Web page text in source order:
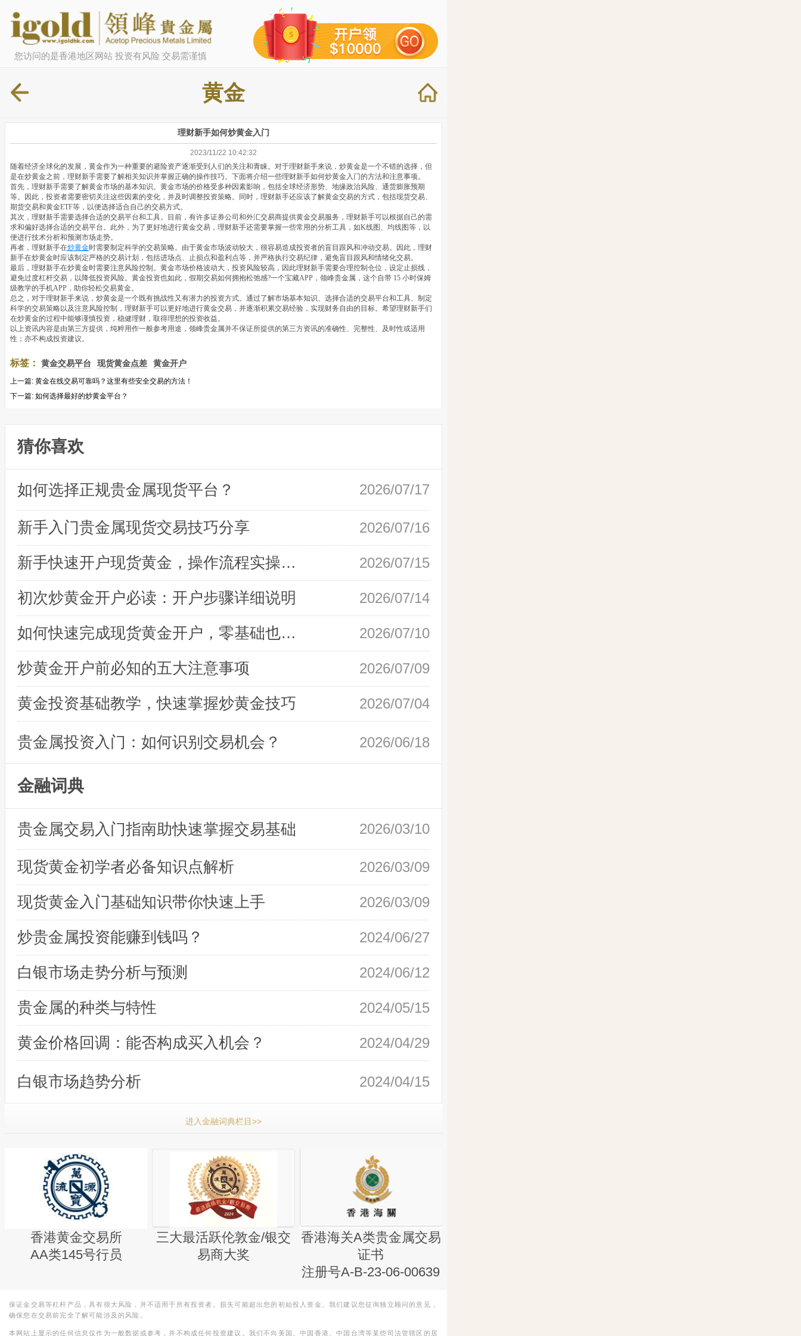
您访问的是香港地区网站 投资有风险 交易需谨慎
黄金
理财新手如何炒黄金入门
2023/11/22 10:42:32
随着经济全球化的发展，黄金作为一种重要的避险资产逐渐受到人们的关注和青睐。对于理财新手来说，炒黄金是一个不错的选择，但
是在炒黄金之前，理财新手需要了解相关知识并掌握正确的操作技巧。下面将介绍一些理财新手如何炒黄金入门的方法和注意事项。
首先，理财新手需要了解黄金市场的基本知识。黄金市场的价格受多种因素影响，包括全球经济形势、地缘政治风险、通货膨胀预期
等。因此，投资者需要密切关注这些因素的变化，并及时调整投资策略。同时，理财新手还应该了解黄金交易的方式，包括现货交易、
期货交易和黄金ETF等，以便选择适合自己的交易方式。
其次，理财新手需要选择合适的交易平台和工具。目前，有许多证券公司和外汇交易商提供黄金交易服务，理财新手可以根据自己的需
求和偏好选择合适的交易平台。此外，为了更好地进行黄金交易，理财新手还需要掌握一些常用的分析工具，如K线图、均线图等，以
便进行技术分析和预测市场走势。
再者，理财新手在炒黄金时需要制定科学的交易策略。由于黄金市场波动较大，很容易造成投资者的盲目跟风和冲动交易。因此，理财
新手在炒黄金时应该制定严格的交易计划，包括进场点、止损点和盈利点等，并严格执行交易纪律，避免盲目跟风和情绪化交易。
最后，理财新手在炒黄金时需要注意风险控制。黄金市场价格波动大，投资风险较高，因此理财新手需要合理控制仓位，设定止损线，
避免过度杠杆交易，以降低投资风险。黄金投资也如此，假期交易如何拥抱松弛感?一个宝藏APP，领峰贵金属，这个自带 15 小时保姆
级教学的手机APP，助你轻松交易黄金。
总之，对于理财新手来说，炒黄金是一个既有挑战性又有潜力的投资方式。通过了解市场基本知识、选择合适的交易平台和工具、制定
科学的交易策略以及注意风险控制，理财新手可以更好地进行黄金交易，并逐渐积累交易经验，实现财务自由的目标。希望理财新手们
在炒黄金的过程中能够谨慎投资，稳健理财，取得理想的投资收益。
以上资讯内容是由第三方提供，纯粹用作一般参考用途，领峰贵金属并不保证所提供的第三方资讯的准确性、完整性、及时性或适用
性；亦不构成投资建议。
标签： 黄金交易平台 现货黄金点差 黄金开户
上一篇: 黄金在线交易可靠吗？这里有些安全交易的方法！
下一篇: 如何选择最好的炒黄金平台？
猜你喜欢
如何选择正规贵金属现货平台？ 2026/07/17
新手入门贵金属现货交易技巧分享 2026/07/16
新手快速开户现货黄金，操作流程实操详解 2026/07/15
初次炒黄金开户必读：开户步骤详细说明 2026/07/14
如何快速完成现货黄金开户，零基础也能轻松上手 2026/07/10
炒黄金开户前必知的五大注意事项 2026/07/09
黄金投资基础教学，快速掌握炒黄金技巧 2026/07/04
贵金属投资入门：如何识别交易机会？ 2026/06/18
金融词典
贵金属交易入门指南助快速掌握交易基础 2026/03/10
现货黄金初学者必备知识点解析 2026/03/09
现货黄金入门基础知识带你快速上手 2026/03/09
炒贵金属投资能赚到钱吗？ 2024/06/27
白银市场走势分析与预测 2024/06/12
贵金属的种类与特性 2024/05/15
黄金价格回调：能否构成买入机会？ 2024/04/29
白银市场趋势分析 2024/04/15
进入金融词典栏目>>
香港黄金交易所
AA类145号行员
三大最活跃伦敦金/银交
易商大奖
香港海关A类贵金属交易
证书
注册号A-B-23-06-00639
保证金交易等杠杆产品，具有很大风险，并不适用于所有投资者。损失可能超出您的初始投入资金。我们建议您征询独立顾问的意见，
确保您在交易前完全了解可能涉及的风险。
本网站上显示的任何信息仅作为一般数据或参考，并不构成任何投资建议。我们不向美国、中国香港、中国台湾等某些司法管辖区的居